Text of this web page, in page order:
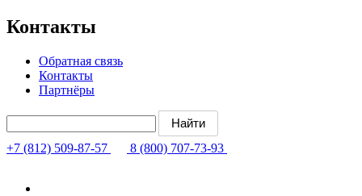
Контакты
Обратная связь
Контакты
Партнёры
+7 (812) 509-87-57 8 (800) 707-73-93